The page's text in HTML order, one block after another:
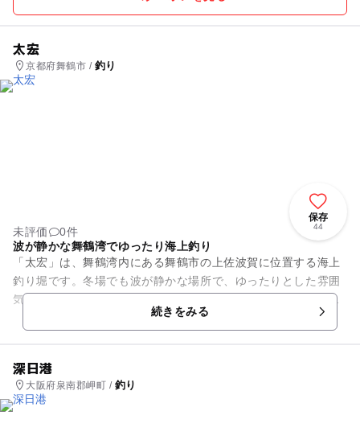
太宏
京都府舞鶴市 / 釣り
保存
44
未評価
0件
波が静かな舞鶴湾でゆったり海上釣り
「太宏」は、舞鶴湾内にある舞鶴市の上佐波賀に位置する海上
釣り堀です。冬場でも波が静かな場所で、ゆったりとした雰囲
気の中で海釣りが楽しめ、魚がきれいで有名な釣り堀で人気が
あります。マダイ、メジロ、...続きをみる
深日港
大阪府泉南郡岬町 / 釣り